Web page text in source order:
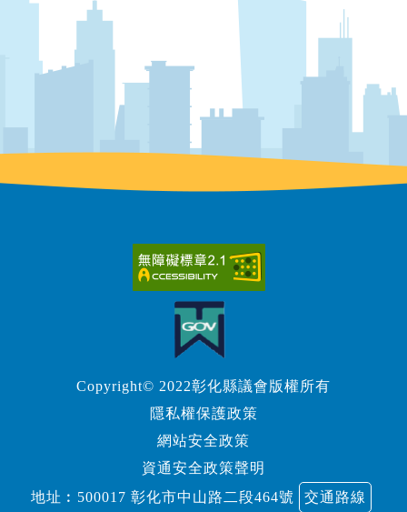
Copyright© 2022彰化縣議會版權所有
隱私權保護政策
網站安全政策
資通安全政策聲明
地址︰500017 彰化市中山路二段464號
交通路線